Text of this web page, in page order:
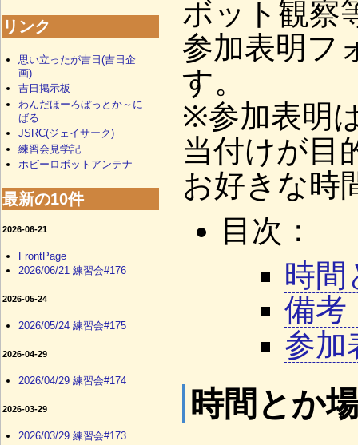
ボット観察
参加表明フ
す。
※参加表明
当付けが目
お好きな時
目次：
時間
備考
参加
時間とか
リンク
思い立ったが吉日(吉日企
画)
吉日掲示板
わんだほーろぼっとか～に
ばる
JSRC(ジェイサーク)
練習会見学記
ホビーロボットアンテナ
最新の10件
2026-06-21
FrontPage
2026/06/21 練習会#176
2026-05-24
2026/05/24 練習会#175
2026-04-29
2026/04/29 練習会#174
2026-03-29
2026/03/29 練習会#173